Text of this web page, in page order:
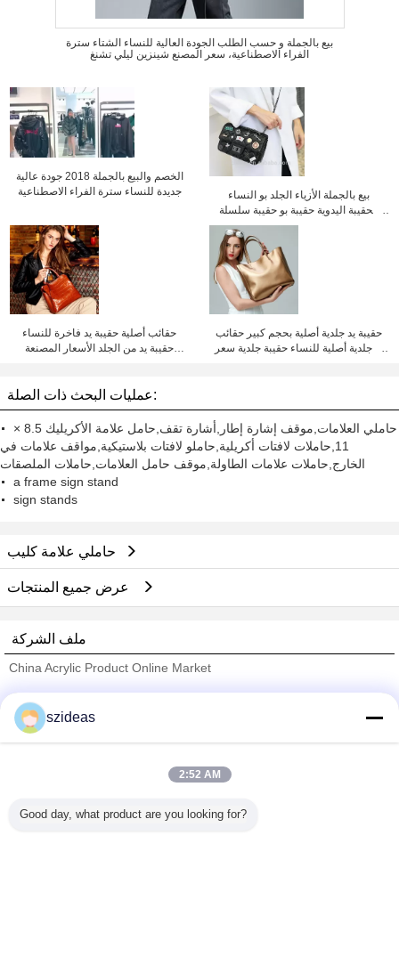
بيع بالجملة و حسب الطلب الجودة العالية للنساء الشتاء سترة
الفراء الاصطناعية، سعر المصنع شينزين ليلي تشنغ
الخصم والبيع بالجملة 2018 جودة عالية
جديدة للنساء سترة الفراء الاصطناعية
بيع بالجملة الأزياء الجلد بو النساء
الحقيبة اليدوية حقيبة بو حقيبة سلسلة
الحقيبة ، حقيبة الجسم المتقاطع ،سعر
المصنع شينزين ليلي تشنغ
حقائب أصلية حقيبة يد فاخرة للنساء
حقيبة يد من الجلد الأسعار المصنعة
حقيبة يد جلدية أصلية بحجم كبير حقائب
يد جلدية أصلية للنساء حقيبة جلدية سعر
عمليات البحث ذات الصلة:
حاملي العلامات,موقف إشارة إطار,أشارة تقف,حامل علامة الأكريليك 8.5 ×
11,حاملات لافتات أكريلية,حاملو لافتات بلاستيكية,مواقف علامات في
الخارج,حاملات علامات الطاولة,موقف حامل العلامات,حاملات الملصقات
a frame sign stand
sign stands
حاملي علامة كليب
ملف الشركة
China Acrylic Product Online Market
Trust Seal
جميع المنتجات
szideas
2:52 AM
Good day, what product are you looking for?